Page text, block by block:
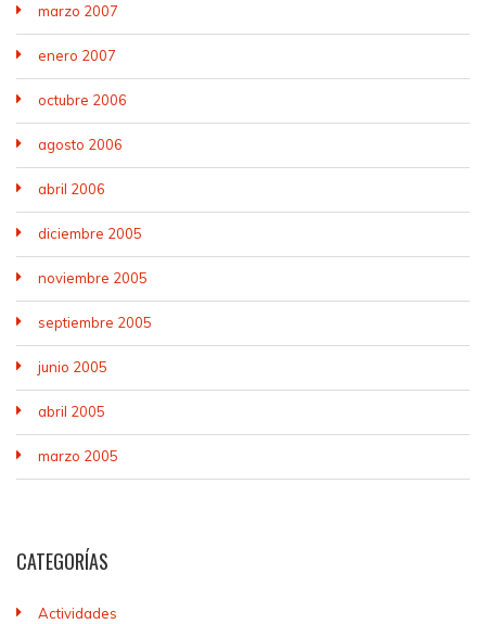
marzo 2007
enero 2007
octubre 2006
agosto 2006
abril 2006
diciembre 2005
noviembre 2005
septiembre 2005
junio 2005
abril 2005
marzo 2005
CATEGORÍAS
Actividades